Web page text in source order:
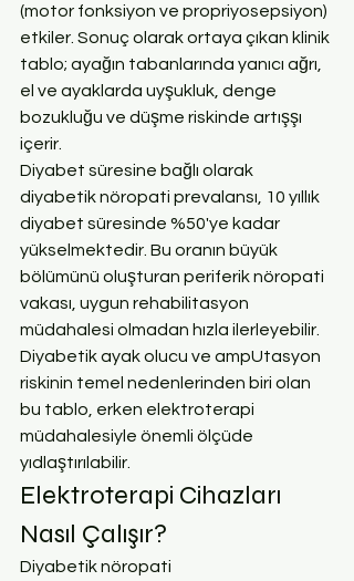
(motor fonksiyon ve propriyosepsiyon)
etkiler. Sonuç olarak ortaya çıkan klinik
tablo; ayağın tabanlarında yanıcı ağrı,
el ve ayaklarda uyşukluk, denge
bozukluğu ve düşme riskinde artışşı
içerir.
Diyabet süresine bağlı olarak
diyabetik nöropati prevalansı, 10 yıllık
diyabet süresinde %50'ye kadar
yükselmektedir. Bu oranın büyük
bölümünü oluşturan periferik nöropati
vakası, uygun rehabilitasyon
müdahalesi olmadan hızla ilerleyebilir.
Diyabetik ayak olucu ve ampUtasyon
riskinin temel nedenlerinden biri olan
bu tablo, erken elektroterapi
müdahalesiyle önemli ölçüde
yıdlaştırılabilir.
Elektroterapi Cihazları
Nasıl Çalışır?
Diyabetik nöropati